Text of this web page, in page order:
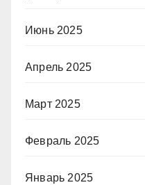
Июнь 2025
Апрель 2025
Март 2025
Февраль 2025
Январь 2025